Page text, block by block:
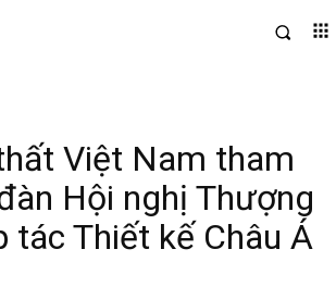
Việt Nam tham
Hội nghị Thượng
tác Thiết kế Châu Á